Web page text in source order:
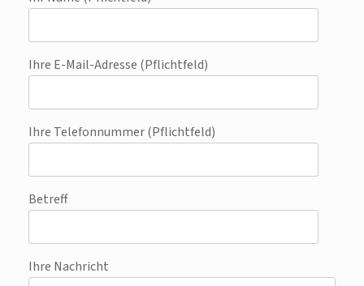
Ihre E-Mail-Adresse (Pflichtfeld)
Ihre Telefonnummer (Pflichtfeld)
Betreff
Ihre Nachricht